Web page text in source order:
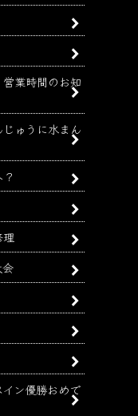
業時間のお知
ゅうに水まん
理
ン優勝おめで